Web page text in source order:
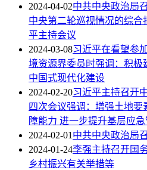
2024-04-02中共中央政治局
中央第二轮巡视情况的综
平主持会议
2024-03-08习近平在看望参
境资源界委员时强调：积极
中国式现代化建设
2024-02-20习近平主持召开
四次会议强调：增强土地
障能力 进一步提升基层应
2024-02-01中共中央政治局
2024-01-24李强主持召开国
乡村振兴有关举措等